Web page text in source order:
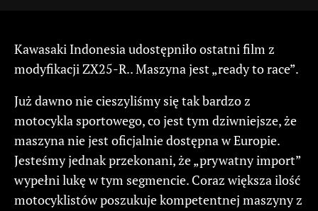
Kawasaki Indonesia udostępniło ostatni film z
modyfikacji ZX25-R.. Maszyna jest „ready to race”.
Już dawno nie cieszyliśmy się tak bardzo z
motocykla sportowego, co jest tym dziwniejsze, że
maszyna nie jest oficjalnie dostępna w Europie.
Jesteśmy jednak przekonani, że „prywatny import”
wypełni lukę w tym segmencie. Coraz większa ilość
motocyklistów poszukuje kompetentnej maszyny z